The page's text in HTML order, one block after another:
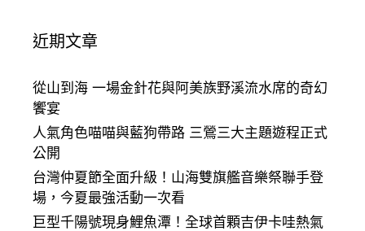
近期文章
從山到海 一場金針花與阿美族野溪流水席的奇幻
饗宴
人氣角色喵喵與藍狗帶路 三鶯三大主題遊程正式
公開
台灣仲夏節全面升級！山海雙旗艦音樂祭聯手登
場，今夏最強活動一次看
巨型千陽號現身鯉魚潭！全球首顆吉伊卡哇熱氣